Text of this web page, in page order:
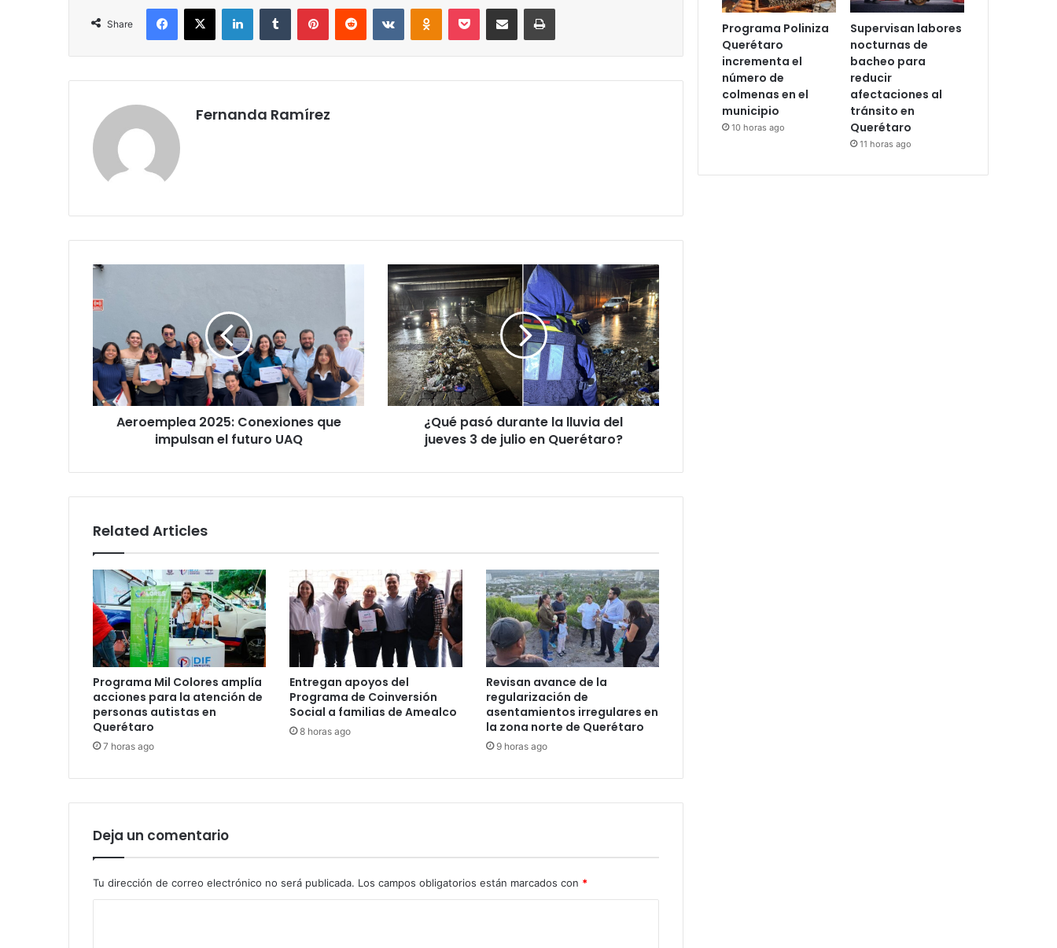
Share
Facebook
X LinkedInTumblr PinterestReddit VKontakteOdnoklassniki
Pocket Share via Email Print
Fernanda Ramírez
Aeroemplea
Conexiones
impulsan
el
futuro
UAQ
Aeroemplea 2025: Conexiones que
impulsan el futuro UAQ
¿Qué
pasó
durante
la
lluvia
del
jueves
3
de
¿Qué pasó durante la lluvia del
jueves 3 de julio en Querétaro?
Related Articles
Programa Mil Colores amplía
acciones para la atención de
personas autistas en
Querétaro
7 horas ago
Entregan apoyos del
Programa de Coinversión
Social a familias de Amealco
8 horas ago
Revisan avance de la
regularización de
asentamientos irregulares en
la zona norte de Querétaro
9 horas ago
Deja un comentario
Tu dirección de correo electrónico no será publicada. Los campos obligatorios están marcados con *
Programa Poliniza
Querétaro
incrementa el
número de
colmenas en el
municipio
10 horas ago
Supervisan labores
nocturnas de
bacheo para
reducir
afectaciones al
tránsito en
Querétaro
11 horas ago